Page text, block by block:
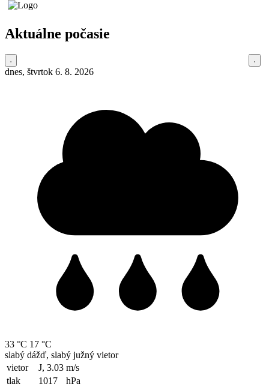
Aktuálne počasie
dnes, štvrtok 6. 8. 2026
33 °C 17 °C
slabý dážď, slabý južný vietor
vietor
J, 3.03 m/s
tlak
1017 hPa